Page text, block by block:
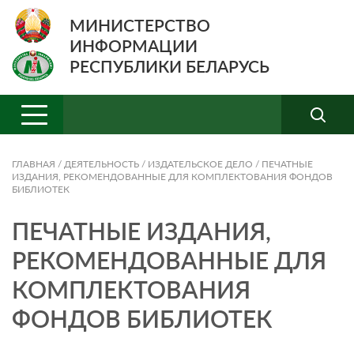
МИНИСТЕРСТВО
ИНФОРМАЦИИ
РЕСПУБЛИКИ БЕЛАРУСЬ
ГЛАВНАЯ / ДЕЯТЕЛЬНОСТЬ / ИЗДАТЕЛЬСКОЕ ДЕЛО / ПЕЧАТНЫЕ
ИЗДАНИЯ, РЕКОМЕНДОВАННЫЕ ДЛЯ КОМПЛЕКТОВАНИЯ ФОНДОВ
БИБЛИОТЕК
ПЕЧАТНЫЕ ИЗДАНИЯ,
РЕКОМЕНДОВАННЫЕ ДЛЯ
КОМПЛЕКТОВАНИЯ
ФОНДОВ БИБЛИОТЕК